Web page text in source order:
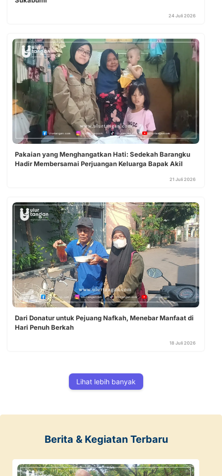
24 Juli 2026
Pakaian yang Menghangatkan Hati: Sedekah Barangku
Hadir Membersamai Perjuangan Keluarga Bapak Akil
21 Juli 2026
Dari Donatur untuk Pejuang Nafkah, Menebar Manfaat di
Hari Penuh Berkah
18 Juli 2026
Lihat lebih banyak
Berita & Kegiatan Terbaru